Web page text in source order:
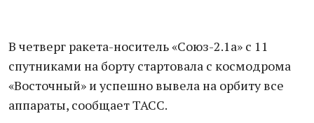
В четверг ракета-носитель «Союз-2.1а» с 11
спутниками на борту стартовала с космодрома
«Восточный» и успешно вывела на орбиту все
аппараты, сообщает ТАСС.